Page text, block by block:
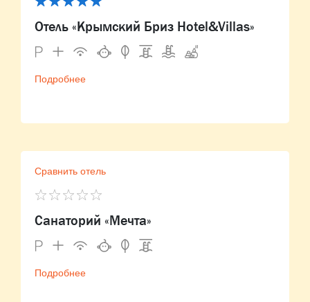
Отель «Крымский Бриз Hotel&Villas»
Подробнее
Сравнить отель
Санаторий «Мечта»
Подробнее